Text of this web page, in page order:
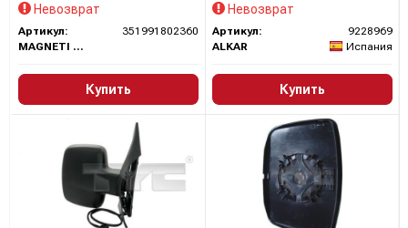
Невозврат
Артикул:
351991802360
MAGNETI MARELLI
Купить
Невозврат
Артикул:
9228969
ALKAR
Испания
Купить